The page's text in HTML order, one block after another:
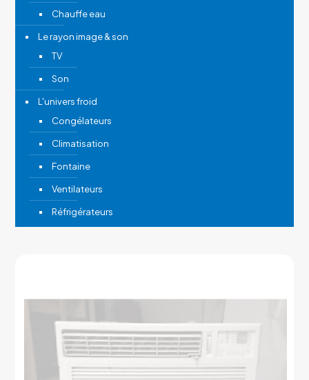
Chauffe eau
Le rayon image & son
TV
Son
L'univers froid
Congélateurs
Climatisation
Fontaine
Ventilateurs
Réfrigérateurs